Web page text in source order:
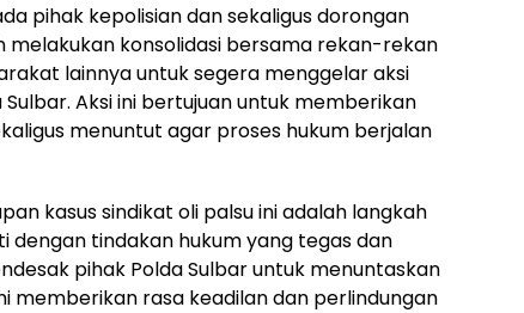
pihak kepolisian dan sekaligus dorongan
melakukan konsolidasi bersama rekan-rekan
lainnya untuk segera menggelar aksi
Aksi ini bertujuan untuk memberikan
menuntut agar proses hukum berjalan
kasus sindikat oli palsu ini adalah langkah
dengan tindakan hukum yang tegas dan
pihak Polda Sulbar untuk menuntaskan
memberikan rasa keadilan dan perlindungan